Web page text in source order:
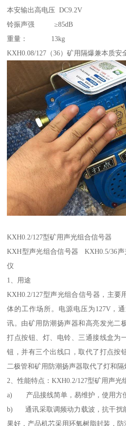
本安输出高电压 DC9.2V
铃振声强 ≥85dB
重量： 13kg
KXH0.08/127（36）矿用隔爆兼本质安
KXH0.2/127型矿用声光组合信号器
KXH型声光组合信号器 KXH0.5/36
仪
1、用途
KXH0.2/127型声光组合信号器，主要
体的工作场所。电源电压为127V，
讯。由矿用防潮扬声器和高亮发光二
打点按钮、灯、电铃、三通接线盒为
钮，并有三个出线口，取代了打点按
二极管和矿用防潮扬声器取代了灯和隔
2、性能特点：KXH0.2/127型矿用声光
a) 产品接线简单，易维护，使用方
b) 通讯采取调频动力载波，抗干扰
果好，产品机芯采用环氧树脂封装，防